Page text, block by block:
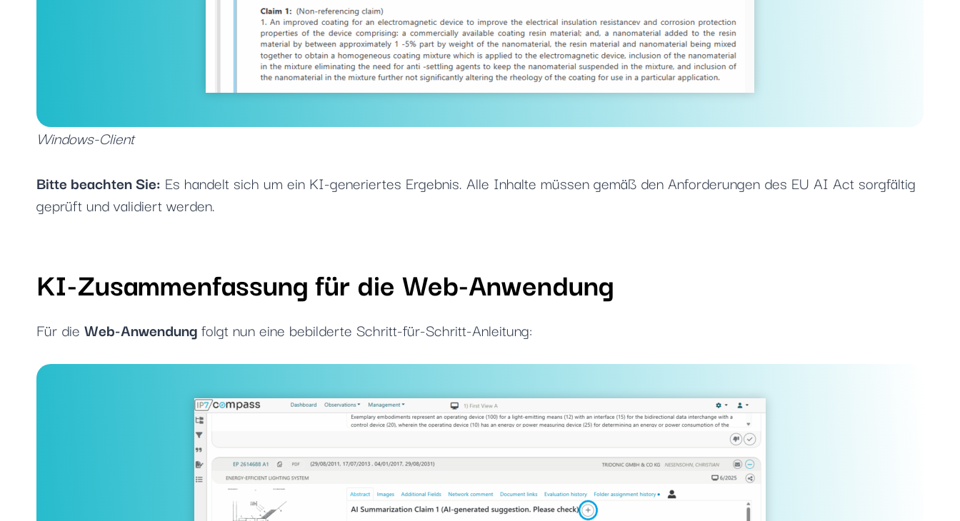
Windows-Client
Bitte beachten Sie: Es handelt sich um ein KI-generiertes Ergebnis. Alle Inhalte müssen gemäß den Anforderungen des EU AI Act sorgfältig
geprüft und validiert werden.
KI-Zusammenfassung für dieWeb-Anwendung
Für die Web-Anwendungfolgt nun eine bebilderte Schritt-für-Schritt-Anleitung: